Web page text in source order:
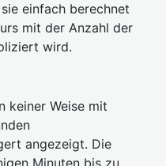
einfach berechnet
mit der Anzahl der
wird.
keiner Weise mit
angezeigt. Die
Minuten bis zu